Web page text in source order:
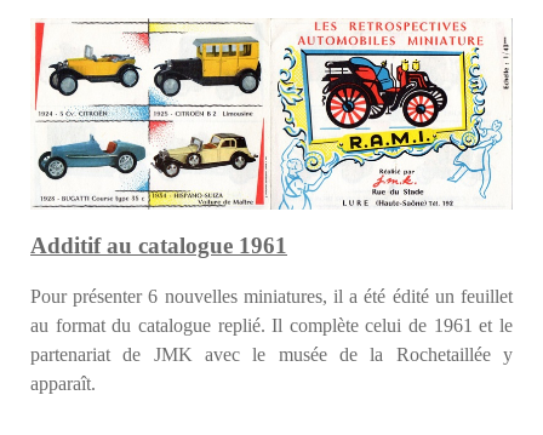
Additif au catalogue 1961
Pour présenter 6 nouvelles miniatures, il a été édité un feuillet
au format du catalogue replié. Il complète celui de 1961 et le
partenariat de JMK avec le musée de la Rochetaillée y
apparaît.